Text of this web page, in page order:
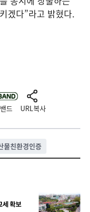
겠다”라고 밝혔다.
밴드 URL복사
물친환경인증
세 확보